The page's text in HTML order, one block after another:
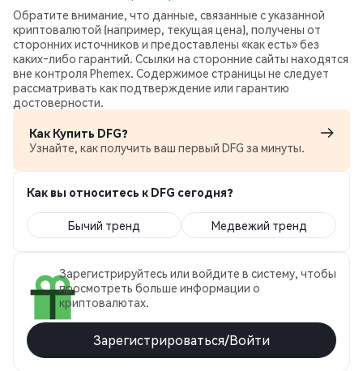
Обратите внимание, что данные, связанные с указанной
криптовалютой (например, текущая цена), получены от
сторонних источников и предоставлены «как есть» без
каких‑либо гарантий. Ссылки на сторонние сайты находятся
вне контроля Phemex. Содержимое страницы не следует
рассматривать как подтверждение или гарантию
достоверности.
Как Купить DFG?
Узнайте, как получить ваш первый DFG за минуты.
Как вы относитесь к DFG сегодня?
Бычий тренд Медвежий тренд
Зарегистрируйтесь или войдите в систему, чтобы
просмотреть больше информации о
криптовалютах.
Зарегистрироваться/Войти